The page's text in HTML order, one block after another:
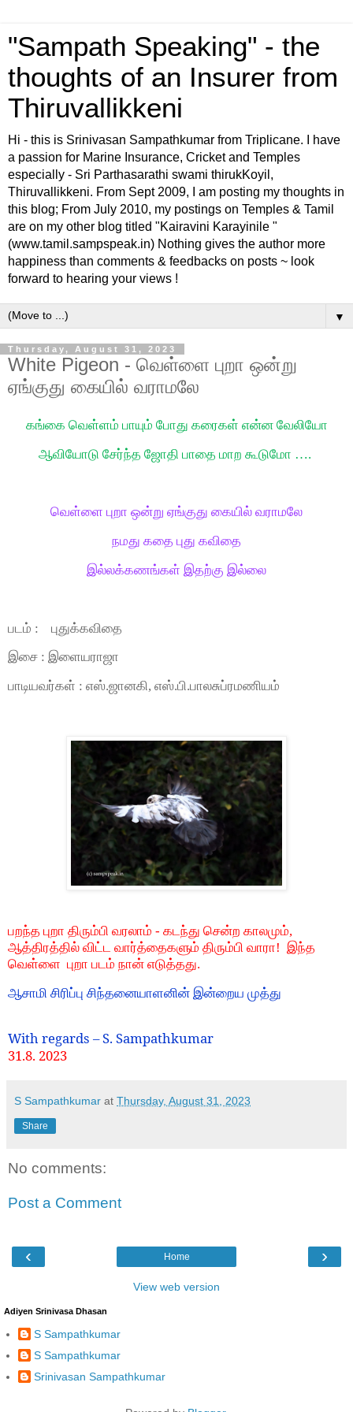
"Sampath Speaking" - the
thoughts of an Insurer from
Thiruvallikkeni
Hi - this is Srinivasan Sampathkumar from Triplicane. I have
a passion for Marine Insurance, Cricket and Temples
especially - Sri Parthasarathi swami thirukKoyil,
Thiruvallikkeni. From Sept 2009, I am posting my thoughts in
this blog; From July 2010, my postings on Temples & Tamil
are on my other blog titled "Kairavini Karayinile "
(www.tamil.sampspeak.in) Nothing gives the author more
happiness than comments & feedbacks on posts ~ look
forward to hearing your views !
▼
Thursday, August 31, 2023
White Pigeon - வெள்ளை புறா ஒன்று
ஏங்குது கையில் வராமலே
கங்கை வெள்ளம் பாயும் போது கரைகள் என்ன வேலியோ
ஆவியோடு சேர்ந்த ஜோதி பாதை மாற கூடுமோ ….
வெள்ளை புறா ஒன்று ஏங்குது கையில் வராமலே
நமது கதை புது கவிதை
இல்லக்கணங்கள் இதற்கு இல்லை
படம் : புதுக்கவிதை
இசை : இளையராஜா
பாடியவர்கள் : எஸ்.ஜானகி, எஸ்.பி.பாலசுப்ரமணியம்
பறந்த புறா திரும்பி வரலாம் - கடந்து சென்ற காலமும்,
ஆத்திரத்தில் விட்ட வார்த்தைகளும் திரும்பி வாரா! இந்த
வெள்ளை புறா படம் நான் எடுத்தது.
ஆசாமி சிரிப்பு சிந்தனையாளனின் இன்றைய முத்து
With regards – S. Sampathkumar
31.8. 2023
S Sampathkumar at Thursday, August 31, 2023
Share
No comments:
Post a Comment
‹ ›
Home
View web version
Adiyen Srinivasa Dhasan
S Sampathkumar
S Sampathkumar
Srinivasan Sampathkumar